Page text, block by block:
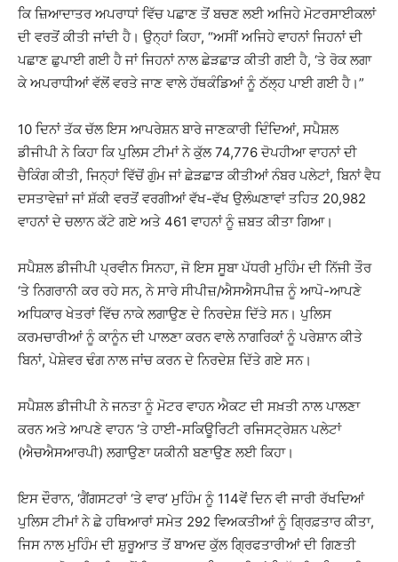
ਕਿ ਜ਼ਿਆਦਾਤਰ ਅਪਰਾਧਾਂ ਵਿੱਚ ਪਛਾਣ ਤੋਂ ਬਚਣ ਲਈ ਅਜਿਹੇ ਮੋਟਰਸਾਈਕਲਾਂ
ਦੀ ਵਰਤੋਂ ਕੀਤੀ ਜਾਂਦੀ ਹੈ। ਉਨ੍ਹਾਂ ਕਿਹਾ, “ਅਸੀਂ ਅਜਿਹੇ ਵਾਹਨਾਂ ਜਿਹਨਾਂ ਦੀ
ਪਛਾਣ ਛੁਪਾਈ ਗਈ ਹੈ ਜਾਂ ਜਿਹਨਾਂ ਨਾਲ ਛੇੜਛਾੜ ਕੀਤੀ ਗਈ ਹੈ, ‘ਤੇ ਰੋਕ ਲਗਾ
ਕੇ ਅਪਰਾਧੀਆਂ ਵੱਲੋਂ ਵਰਤੇ ਜਾਣ ਵਾਲੇ ਹੱਥਕੰਡਿਆਂ ਨੂੰ ਠੱਲ੍ਹ ਪਾਈ ਗਈ ਹੈ।”
10 ਦਿਨਾਂ ਤੱਕ ਚੱਲ ਇਸ ਆਪਰੇਸ਼ਨ ਬਾਰੇ ਜਾਣਕਾਰੀ ਦਿੰਦਿਆਂ, ਸਪੈਸ਼ਲ
ਡੀਜੀਪੀ ਨੇ ਕਿਹਾ ਕਿ ਪੁਲਿਸ ਟੀਮਾਂ ਨੇ ਕੁੱਲ 74,776 ਦੋਪਹੀਆ ਵਾਹਨਾਂ ਦੀ
ਚੈਕਿੰਗ ਕੀਤੀ, ਜਿਨ੍ਹਾਂ ਵਿੱਚੋਂ ਗੁੰਮ ਜਾਂ ਛੇੜਛਾੜ ਕੀਤੀਆਂ ਨੰਬਰ ਪਲੇਟਾਂ, ਬਿਨਾਂ ਵੈਧ
ਦਸਤਾਵੇਜ਼ਾਂ ਜਾਂ ਸ਼ੱਕੀ ਵਰਤੋਂ ਵਰਗੀਆਂ ਵੱਖ-ਵੱਖ ਉਲੰਘਣਾਵਾਂ ਤਹਿਤ 20,982
ਵਾਹਨਾਂ ਦੇ ਚਲਾਨ ਕੱਟੇ ਗਏ ਅਤੇ 461 ਵਾਹਨਾਂ ਨੂੰ ਜ਼ਬਤ ਕੀਤਾ ਗਿਆ।
ਸਪੈਸ਼ਲ ਡੀਜੀਪੀ ਪ੍ਰਵੀਨ ਸਿਨਹਾ, ਜੋ ਇਸ ਸੂਬਾ ਪੱਧਰੀ ਮੁਹਿੰਮ ਦੀ ਨਿੱਜੀ ਤੌਰ
‘ਤੇ ਨਿਗਰਾਨੀ ਕਰ ਰਹੇ ਸਨ, ਨੇ ਸਾਰੇ ਸੀਪੀਜ਼/ਐਸਐਸਪੀਜ਼ ਨੂੰ ਆਪੋ-ਆਪਣੇ
ਅਧਿਕਾਰ ਖੇਤਰਾਂ ਵਿੱਚ ਨਾਕੇ ਲਗਾਉਣ ਦੇ ਨਿਰਦੇਸ਼ ਦਿੱਤੇ ਸਨ। ਪੁਲਿਸ
ਕਰਮਚਾਰੀਆਂ ਨੂੰ ਕਾਨੂੰਨ ਦੀ ਪਾਲਣਾ ਕਰਨ ਵਾਲੇ ਨਾਗਰਿਕਾਂ ਨੂੰ ਪਰੇਸ਼ਾਨ ਕੀਤੇ
ਬਿਨਾਂ, ਪੇਸ਼ੇਵਰ ਢੰਗ ਨਾਲ ਜਾਂਚ ਕਰਨ ਦੇ ਨਿਰਦੇਸ਼ ਦਿੱਤੇ ਗਏ ਸਨ।
ਸਪੈਸ਼ਲ ਡੀਜੀਪੀ ਨੇ ਜਨਤਾ ਨੂੰ ਮੋਟਰ ਵਾਹਨ ਐਕਟ ਦੀ ਸਖ਼ਤੀ ਨਾਲ ਪਾਲਣਾ
ਕਰਨ ਅਤੇ ਆਪਣੇ ਵਾਹਨ ‘ਤੇ ਹਾਈ-ਸਕਿਊਰਿਟੀ ਰਜਿਸਟ੍ਰੇਸ਼ਨ ਪਲੇਟਾਂ
(ਐਚਐਸਆਰਪੀ) ਲਗਾਉਣਾ ਯਕੀਨੀ ਬਣਾਉਣ ਲਈ ਕਿਹਾ।
ਇਸ ਦੌਰਾਨ, ‘ਗੈਂਗਸਟਰਾਂ ‘ਤੇ ਵਾਰ’ ਮੁਹਿੰਮ ਨੂੰ 114ਵੇਂ ਦਿਨ ਵੀ ਜਾਰੀ ਰੱਖਦਿਆਂ
ਪੁਲਿਸ ਟੀਮਾਂ ਨੇ ਛੇ ਹਥਿਆਰਾਂ ਸਮੇਤ 292 ਵਿਅਕਤੀਆਂ ਨੂੰ ਗ੍ਰਿਫ਼ਤਾਰ ਕੀਤਾ,
ਜਿਸ ਨਾਲ ਮੁਹਿੰਮ ਦੀ ਸ਼ੁਰੂਆਤ ਤੋਂ ਬਾਅਦ ਕੁੱਲ ਗ੍ਰਿਫਤਾਰੀਆਂ ਦੀ ਗਿਣਤੀ